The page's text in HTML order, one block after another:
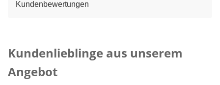
Kundenbewertungen
Kundenlieblinge aus unserem
Angebot